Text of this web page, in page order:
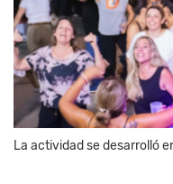
La actividad se desarrolló